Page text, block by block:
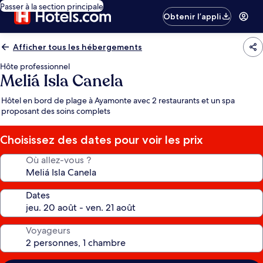
Passer à la section principale
Obtenir l’appli
Afficher tous les hébergements
Hôte professionnel
Meliá Isla Canela
Hôtel en bord de plage à Ayamonte avec 2 restaurants et un spa
proposant des soins complets
Choisissez des dates pour voir les prix
Où allez-vous ?
Dates
Voyageurs